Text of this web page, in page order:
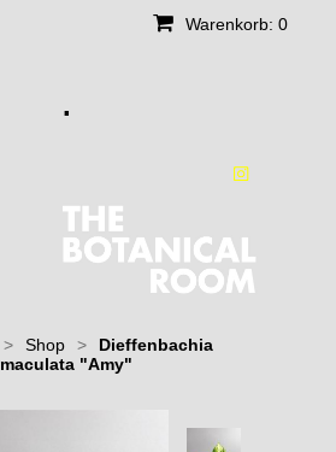
Warenkorb: 0
.
> Shop >
Dieffenbachia
maculata "Amy"